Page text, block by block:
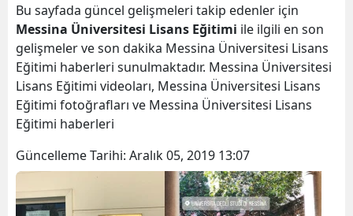
Bu sayfada güncel gelişmeleri takip edenler için
Messina Üniversitesi Lisans Eğitimi ile ilgili en son
gelişmeler ve son dakika Messina Üniversitesi Lisans
Eğitimi haberleri sunulmaktadır. Messina Üniversitesi
Lisans Eğitimi videoları, Messina Üniversitesi Lisans
Eğitimi fotoğrafları ve Messina Üniversitesi Lisans
Eğitimi haberleri
Güncelleme Tarihi: Aralık 05, 2019 13:07